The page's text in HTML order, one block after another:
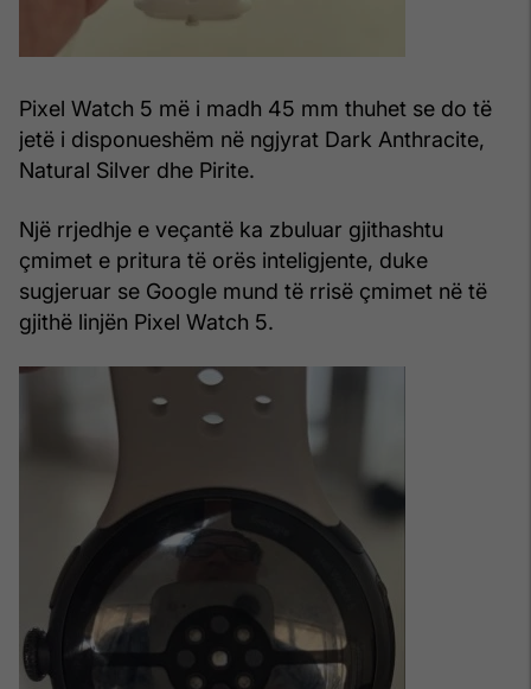
Pixel Watch 5 më i madh 45 mm thuhet se do të
jetë i disponueshëm në ngjyrat Dark Anthracite,
Natural Silver dhe Pirite.
Një rrjedhje e veçantë ka zbuluar gjithashtu
çmimet e pritura të orës inteligjente, duke
sugjeruar se Google mund të rrisë çmimet në të
gjithë linjën Pixel Watch 5.